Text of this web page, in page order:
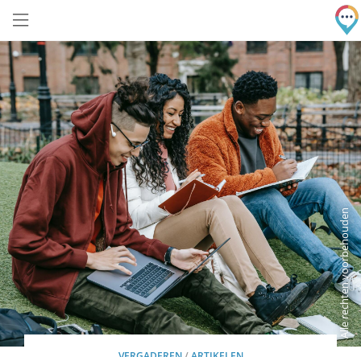
Alle rechten voorbehouden